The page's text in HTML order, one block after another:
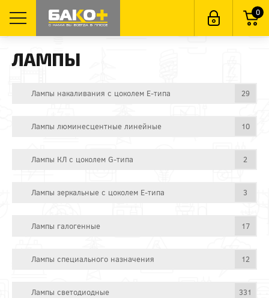
0
ЛАМПЫ
Лампы накаливания с цоколем E-типа 29
Лампы люминесцентные линейные 10
Лампы КЛ с цоколем G-типа 2
Лампы зеркальные с цоколем E-типа 3
Лампы галогенные 17
Лампы специального назначения 12
Лампы светодиодные 331